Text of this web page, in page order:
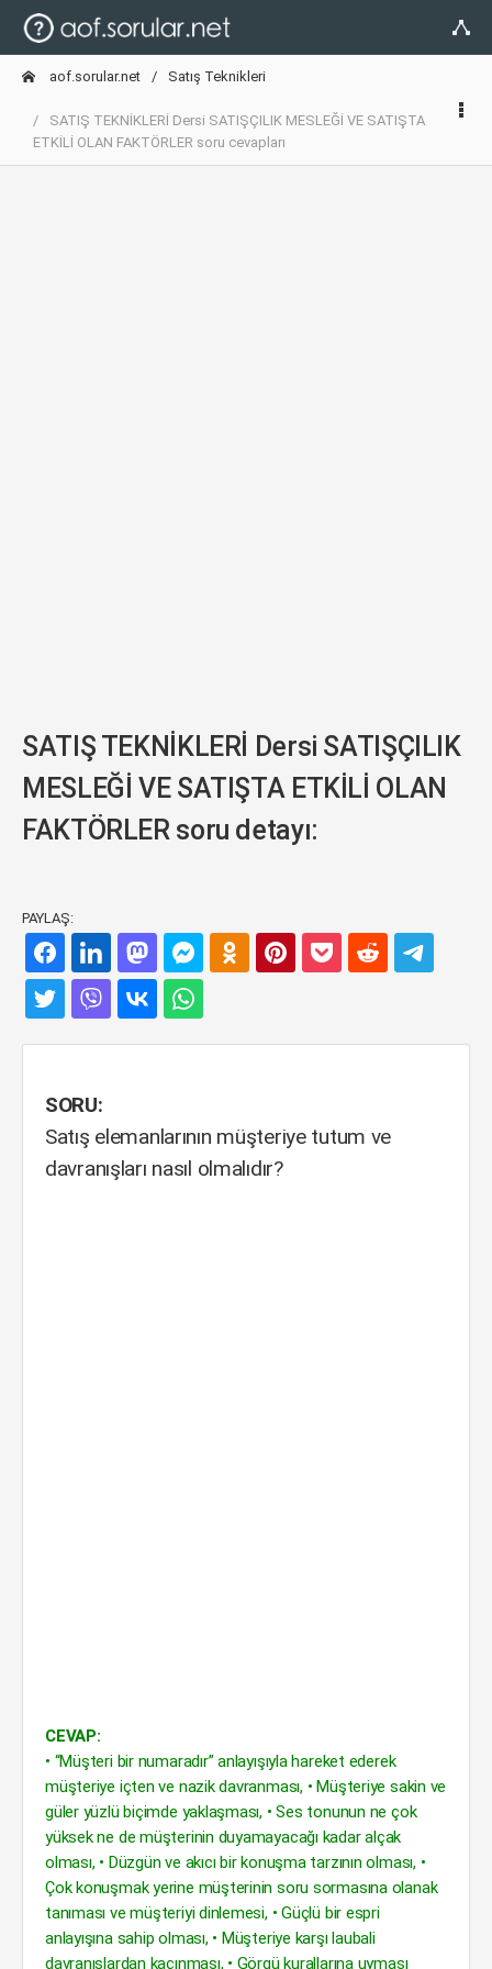
aof.sorular.net Satış Teknikleri
SATIŞ TEKNİKLERİ Dersi SATIŞÇILIK MESLEĞİ VE SATIŞTA
ETKİLİ OLAN FAKTÖRLER soru cevapları
SATIŞ TEKNİKLERİ Dersi SATIŞÇILIK
MESLEĞİ VE SATIŞTA ETKİLİ OLAN
FAKTÖRLER soru detayı:
PAYLAŞ:
SORU:
Satış elemanlarının müşteriye tutum ve
davranışları nasıl olmalıdır?
CEVAP:
• “Müşteri bir numaradır” anlayışıyla hareket ederek
müşteriye içten ve nazik davranması, • Müşteriye sakin ve
güler yüzlü biçimde yaklaşması, • Ses tonunun ne çok
yüksek ne de müşterinin duyamayacağı kadar alçak
olması, • Düzgün ve akıcı bir konuşma tarzının olması, •
Çok konuşmak yerine müşterinin soru sormasına olanak
tanıması ve müşteriyi dinlemesi, • Güçlü bir espri
anlayışına sahip olması, • Müşteriye karşı laubali
davranışlardan kaçınması, • Görgü kurallarına uyması